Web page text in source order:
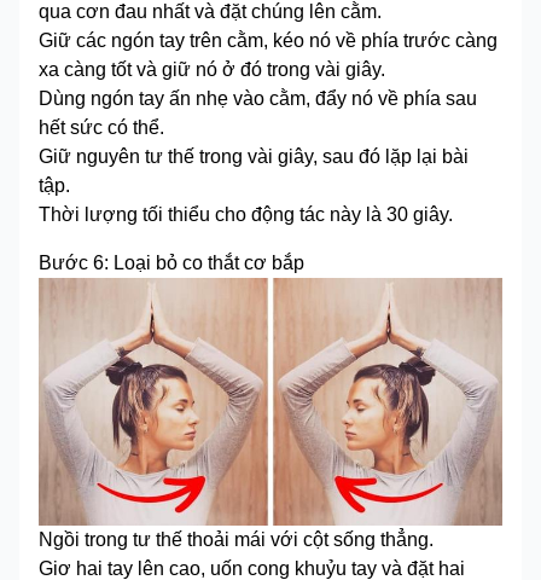
qua cơn đau nhất và đặt chúng lên cằm.
Giữ các ngón tay trên cằm, kéo nó về phía trước càng
xa càng tốt và giữ nó ở đó trong vài giây.
Dùng ngón tay ấn nhẹ vào cằm, đẩy nó về phía sau
hết sức có thể.
Giữ nguyên tư thế trong vài giây, sau đó lặp lại bài
tập.
Thời lượng tối thiểu cho động tác này là 30 giây.
Bước 6: Loại bỏ co thắt cơ bắp
Ngồi trong tư thế thoải mái với cột sống thẳng.
Giơ hai tay lên cao, uốn cong khuỷu tay và đặt hai